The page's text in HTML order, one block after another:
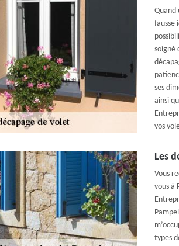
Quand
fausse
soigné
ses
ainsi
vos
Les
Vous
vous à
types